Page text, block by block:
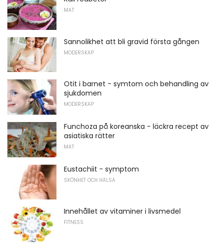
MAT
Sannolikhet att bli gravid första gången
MODERSKAP
Otit i barnet - symtom och behandling av
sjukdomen
MODERSKAP
Funchoza på koreanska - läckra recept av
asiatiska rätter
MAT
Eustachiit - symptom
SKÖNHET OCH HÄLSA
Innehållet av vitaminer i livsmedel
FITNESS